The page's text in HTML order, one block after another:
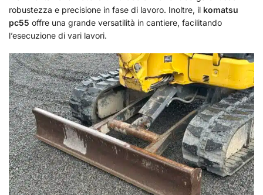
movimentazione materiali. Ilbraccio monolitico
garantisce
robustezza e precisione in fase di lavoro. Inoltre, ilkomatsu
pc55offre una grande versatilità in cantiere, facilitando